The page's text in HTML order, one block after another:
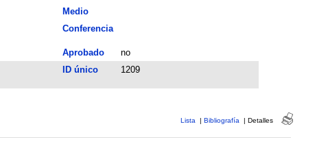
Medio
Conferencia
Aprobado
no
ID único 1209
Lista | Bibliografía | Detalles